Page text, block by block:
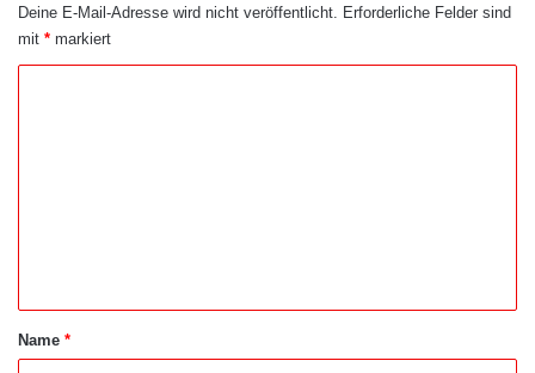
Deine E-Mail-Adresse wird nicht veröffentlicht.
Erforderliche Felder sind
mit * markiert
aName *